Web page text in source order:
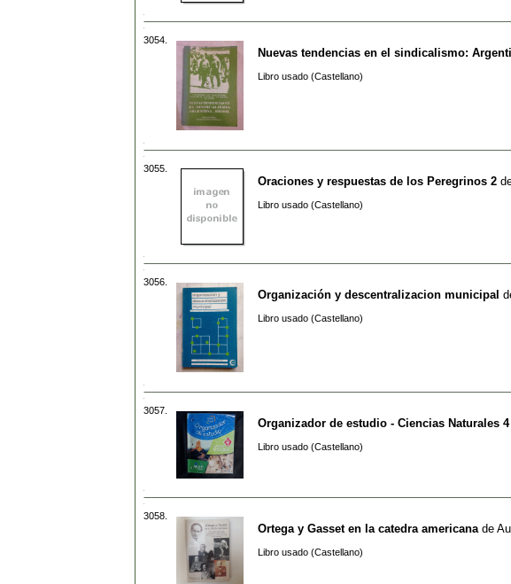
3054.
Nuevas tendencias en el sindicalismo:
Libro usado (Castellano)
3055.
Oraciones y respuestas de los Peregrinos 2
Libro usado (Castellano)
3056.
Organización y descentralizacion municipal
Libro usado (Castellano)
3057.
Organizador de estudio - Ciencias Naturales 4
Libro usado (Castellano)
3058.
Ortega y Gasset en la catedra americana de
Libro usado (Castellano)